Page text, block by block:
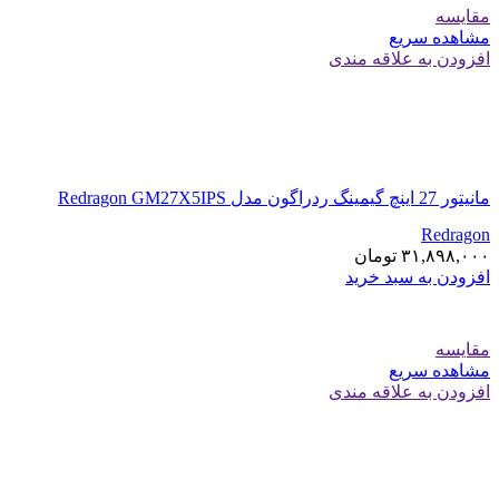
مقایسه
مشاهده سریع
افزودن به علاقه مندی
مانیتور 27 اینچ گیمینگ ردراگون مدل Redragon GM27X5IPS
Redragon
۳۱,۸۹۸,۰۰۰ تومان
افزودن به سبد خرید
مقایسه
مشاهده سریع
افزودن به علاقه مندی